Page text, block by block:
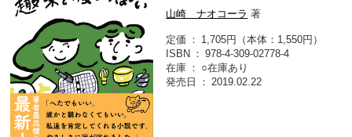
山崎 ナオコーラ 著
定価
1,705円（本体：1,550円）
ISBN
978-4-309-02778-4
在庫
○在庫あり
発売日
2019.02.22